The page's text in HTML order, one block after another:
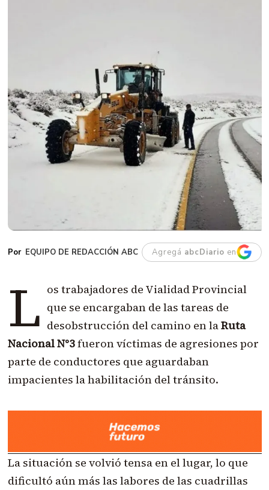
EQUIPO DE REDACCIÓN ABC Agregá abcDiario en
L os trabajadores de Vialidad Provincial
que se encargaban de las tareas de
desobstrucción del camino en laRuta
Nacional N°3fueron víctimas de agresiones por
parte de conductores que aguardaban
impacientes la habilitación del tránsito.
La situación se volvió tensa en el lugar, lo que
dificultó aún más las labores de las cuadrillas